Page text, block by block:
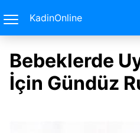
KadinOnline
Bebeklerde
İçin Gündüz